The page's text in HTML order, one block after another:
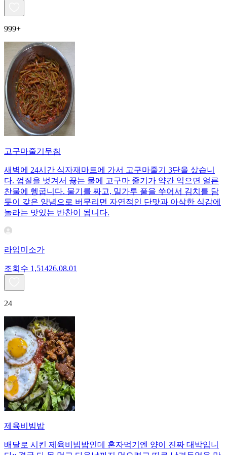
999+
고구마줄기무침
새벽에 24시간 식자재마트에 가서 고구마줄기 3단을 샀습니
다. 껍질을 벗겨서 끓는 물에 고구마 줄기가 약간 익으면 얼른
찬물에 헹굽니다. 물기를 짜고, 밀가루 풀을 쑤어서 김치를 담
듯이 갖은 양념으로 버무리면 자연적인 단맛과 아삭한 식감에
놀라는 맛있는 반찬이 됩니다.
라임미소가
조회수 1,51426.08.01
24
제육비빔밥
배달로 시킨 제육비빔밥인데 혼자먹기엔 양이 진짜 대박입니